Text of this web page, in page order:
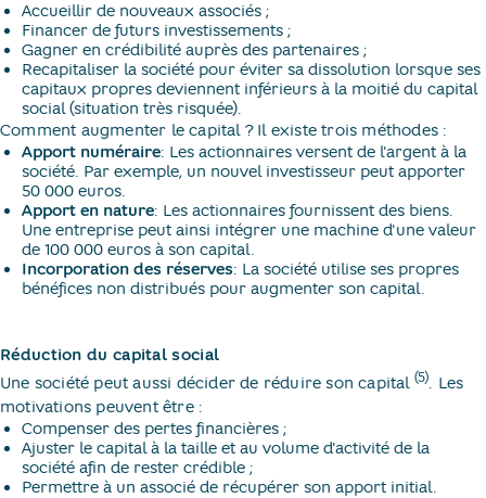
Accueillir de nouveaux associés ;
Financer de futurs investissements ;
Gagner en crédibilité auprès des partenaires ;
Recapitaliser la société pour éviter sa dissolution lorsque ses
capitaux propres deviennent inférieurs à la moitié du capital
social (situation très risquée).
Comment augmenter le capital ? Il existe trois méthodes :
Apport numéraire: Les actionnaires versent de l'argent à la
société. Par exemple, un nouvel investisseur peut apporter
50 000 euros.
Apport en nature: Les actionnaires fournissent des biens.
Une entreprise peut ainsi intégrer une machine d'une valeur
de 100 000 euros à son capital.
Incorporation des réserves: La société utilise ses propres
bénéfices non distribués pour augmenter son capital.
Réduction du capital social
Une société peut aussi décider de réduire son capital (5). Les
motivations peuvent être :
Compenser des pertes financières ;
Ajuster le capital à la taille et au volume d'activité de la
société afin de rester crédible ;
Permettre à un associé de récupérer son apport initial.